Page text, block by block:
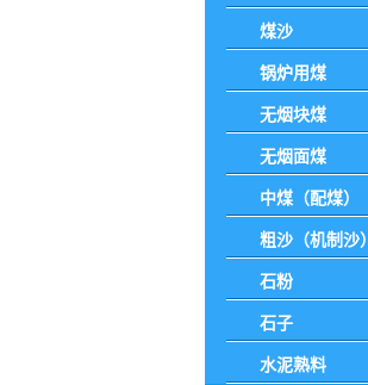
煤沙
锅炉用煤
无烟块煤
无烟面煤
中煤（配煤）
粗沙（机制沙）
石粉
石子
水泥熟料